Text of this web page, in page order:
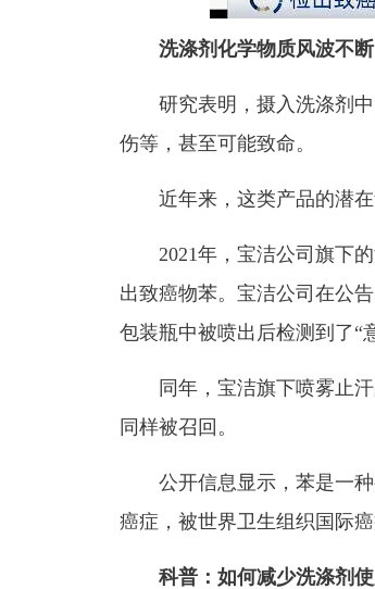
洗涤剂化学物质风波不断
研究表明，摄入洗涤剂中
伤等，甚至可能致命。
近年来，这类产品的潜在
2021年，宝洁公司旗下的
出致癌物苯。宝洁公司在公
包装瓶中被喷出后检测到了“
同年，宝洁旗下喷雾止汗
同样被召回。
公开信息显示，苯是一种
癌症，被世界卫生组织国际
科普：如何减少洗涤剂